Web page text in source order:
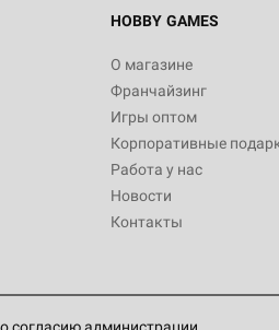
HOBBY GAMES
О магазине
Франчайзинг
Игры оптом
Корпоративные
Работа у нас
Новости
Контакты